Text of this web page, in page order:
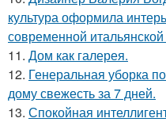
культура оформила
современной
11. Дом как галерея.
12. Генеральная уборка
дому свежесть за 7 дней.
13. Спокойная